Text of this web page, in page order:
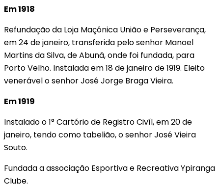
Em 1918
Refundação da Loja Maçônica União e Perseverança,
em 24 de janeiro, transferida pelo senhor Manoel
Martins da Silva, de Abunã, onde foi fundada, para
Porto Velho. Instalada em 18 de janeiro de 1919. Eleito
venerável o senhor José Jorge Braga Vieira.
Em 1919
Instalado o 1° Cartório de Registro Civíl, em 20 de
janeiro, tendo como tabelião, o senhor José Vieira
Souto.
Fundada a associação Esportiva e Recreativa Ypiranga
Clube.